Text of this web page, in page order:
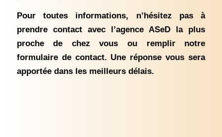
Pour toutes informations, n’hésitez pas à
prendre contact avec l’agence ASeD la plus
proche de chez vous ou remplir notre
formulaire de contact. Une réponse vous sera
apportée dans les meilleurs délais.